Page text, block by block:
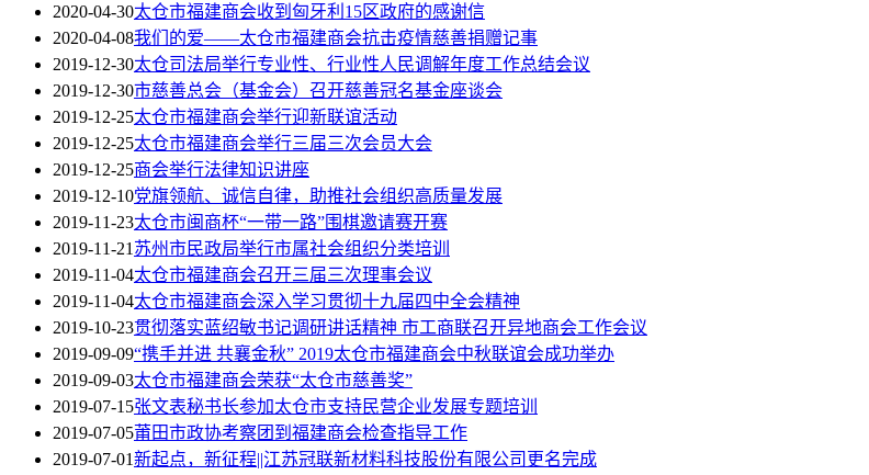
2020-04-30太仓市福建商会收到匈牙利15区政府的感谢信
2020-04-08我们的爱——太仓市福建商会抗击疫情慈善捐赠记事
2019-12-30太仓司法局举行专业性、行业性人民调解年度工作总结会议
2019-12-30市慈善总会（基金会）召开慈善冠名基金座谈会
2019-12-25太仓市福建商会举行迎新联谊活动
2019-12-25太仓市福建商会举行三届三次会员大会
2019-12-25商会举行法律知识讲座
2019-12-10党旗领航、诚信自律，助推社会组织高质量发展
2019-11-23太仓市闽商杯“一带一路”围棋邀请赛开赛
2019-11-21苏州市民政局举行市属社会组织分类培训
2019-11-04太仓市福建商会召开三届三次理事会议
2019-11-04太仓市福建商会深入学习贯彻十九届四中全会精神
2019-10-23贯彻落实蓝绍敏书记调研讲话精神 市工商联召开异地商会工作会议
2019-09-09“携手并进 共襄金秋” 2019太仓市福建商会中秋联谊会成功举办
2019-09-03太仓市福建商会荣获“太仓市慈善奖”
2019-07-15张文表秘书长参加太仓市支持民营企业发展专题培训
2019-07-05莆田市政协考察团到福建商会检查指导工作
2019-07-01新起点，新征程||江苏冠联新材料科技股份有限公司更名完成